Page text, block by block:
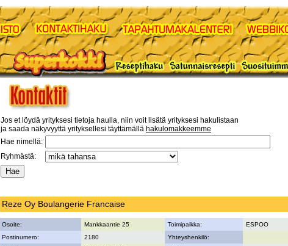
Jos et löydä yrityksesi tietoja haulla, niin voit lisätä yrityksesi hakulistaan
ja saada näkyvyyttä yrityksellesi täyttämällä hakulomakkeemme
Hae nimellä:
Ryhmästä:
Reze Oy Boulangerie Francaise
Osoite: Mankkaantie 25 Toimipaikka:
ESPOO
Postinumero:
2180
Yhteyshenkilö: